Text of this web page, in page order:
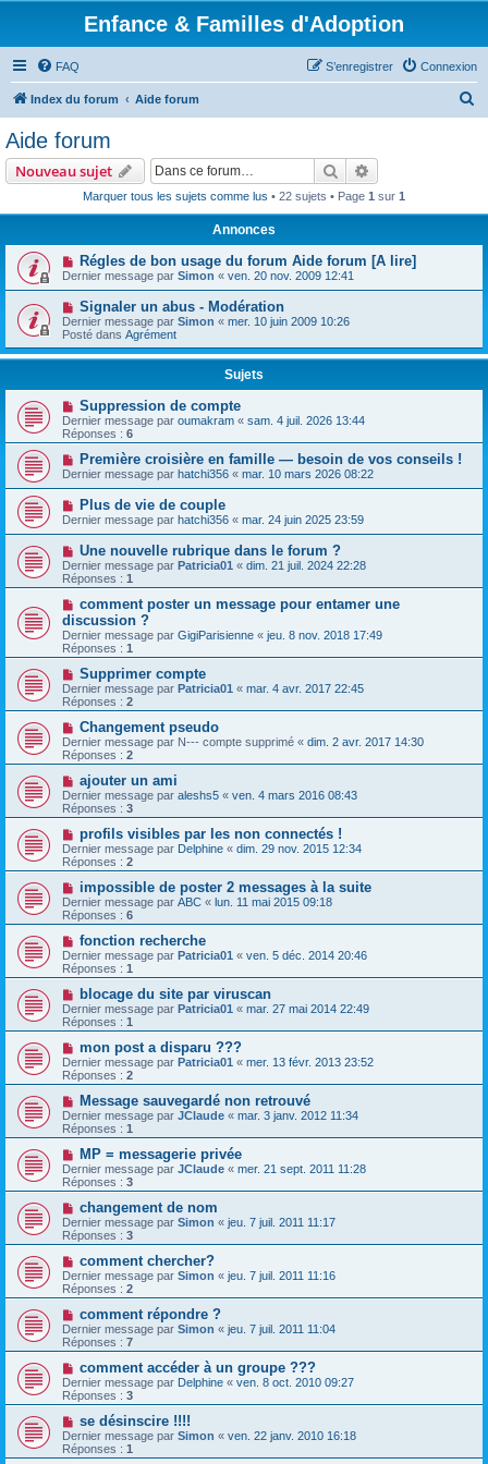
Enfance & Familles d'Adoption
FAQ Connexion
S’enregistrer
Index du forum Aide forum
Aide forum
Nouveau sujet Rechercher
Marquer tous les sujets comme lus • 22 sujets • Page 1 sur 1
Annonces
Régles de bon usage du forum Aide forum [A lire]
Dernier message par Simon « ven. 20 nov. 2009 12:41
Signaler un abus - Modération
Dernier message par Simon « mer. 10 juin 2009 10:26
Posté dans Agrément
Sujets
Suppression de compte
Dernier message par oumakram « sam. 4 juil. 2026 13:44
Réponses : 6
Première croisière en famille — besoin de vos conseils !
Dernier message par hatchi356 « mar. 10 mars 2026 08:22
Plus de vie de couple
Dernier message par hatchi356 « mar. 24 juin 2025 23:59
Une nouvelle rubrique dans le forum ?
Dernier message par Patricia01 « dim. 21 juil. 2024 22:28
Réponses : 1
comment poster un message pour entamer une
discussion ?
Dernier message par GigiParisienne « jeu. 8 nov. 2018 17:49
Réponses : 1
Supprimer compte
Dernier message par Patricia01 « mar. 4 avr. 2017 22:45
Réponses : 2
Changement pseudo
Dernier message par N--- compte supprimé « dim. 2 avr. 2017 14:30
Réponses : 2
ajouter un ami
Dernier message par aleshs5 « ven. 4 mars 2016 08:43
Réponses : 3
profils visibles par les non connectés !
Dernier message par Delphine « dim. 29 nov. 2015 12:34
Réponses : 2
impossible de poster 2 messages à la suite
Dernier message par ABC « lun. 11 mai 2015 09:18
Réponses : 6
fonction recherche
Dernier message par Patricia01 « ven. 5 déc. 2014 20:46
Réponses : 1
blocage du site par viruscan
Dernier message par Patricia01 « mar. 27 mai 2014 22:49
Réponses : 1
mon post a disparu ???
Dernier message par Patricia01 « mer. 13 févr. 2013 23:52
Réponses : 2
Message sauvegardé non retrouvé
Dernier message par JClaude « mar. 3 janv. 2012 11:34
Réponses : 1
MP = messagerie privée
Dernier message par JClaude « mer. 21 sept. 2011 11:28
Réponses : 3
changement de nom
Dernier message par Simon « jeu. 7 juil. 2011 11:17
Réponses : 3
comment chercher?
Dernier message par Simon « jeu. 7 juil. 2011 11:16
Réponses : 2
comment répondre ?
Dernier message par Simon « jeu. 7 juil. 2011 11:04
Réponses : 7
comment accéder à un groupe ???
Dernier message par Delphine « ven. 8 oct. 2010 09:27
Réponses : 3
se désinscire !!!!
Dernier message par Simon « ven. 22 janv. 2010 16:18
Réponses : 1